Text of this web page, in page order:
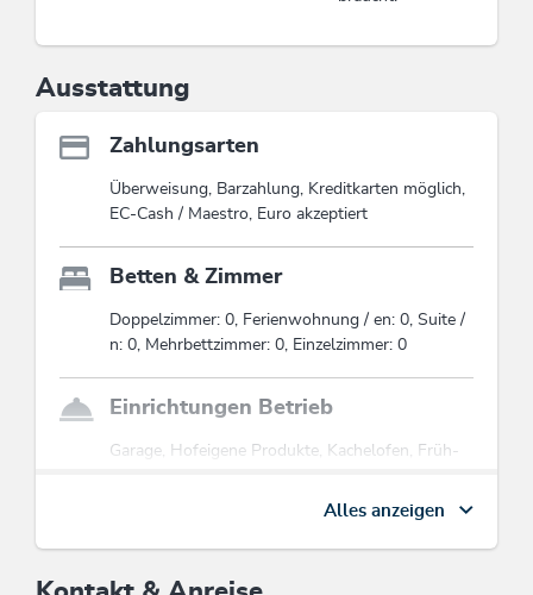
Wanderbus, Freischwimmbad, geführte
Wildschönau Card
Diese Unterkunft ist Mitglied von
Barrierefrei
Ausstattung
Zahlungsarten
Überweisung, Barzahlung, Kreditkarten möglich,
EC-Cash / Maestro, Euro akzeptiert
Betten & Zimmer
Doppelzimmer: 0, Ferienwohnung / en: 0, Suite /
n: 0, Mehrbettzimmer: 0, Einzelzimmer: 0
Einrichtungen Betrieb
Garage, Hofeigene Produkte, Kachelofen, Früh-
Internetbenutzung gebührenfrei, Brötchenservice,
Heizung, Waschmaschinenbenutzung mögl.,
Gartenmöbel, Eigene Almhütte, Haustiere
Alles anzeigen